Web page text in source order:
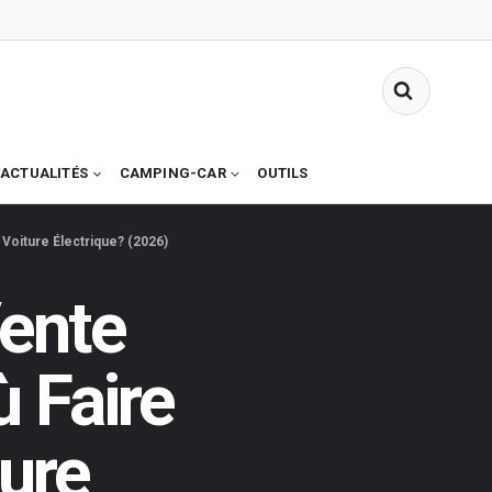
ACTUALITÉS CAMPING-CAR OUTILS
Électrique? (2026)
Faire